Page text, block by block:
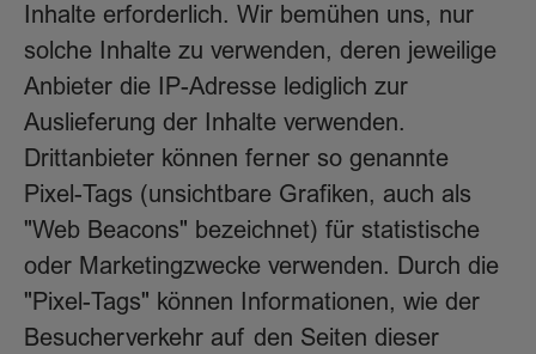
Inhalte erforderlich. Wir bemühen uns, nur
solche Inhalte zu verwenden, deren jeweilige
Anbieter die IP-Adresse lediglich zur
Auslieferung der Inhalte verwenden.
Drittanbieter können ferner so genannte
Pixel-Tags (unsichtbare Grafiken, auch als
"Web Beacons" bezeichnet) für statistische
oder Marketingzwecke verwenden. Durch die
"Pixel-Tags" können Informationen, wie der
Besucherverkehr auf den Seiten dieser